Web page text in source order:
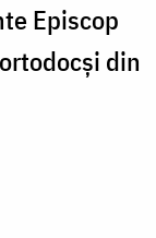
Episcop
din